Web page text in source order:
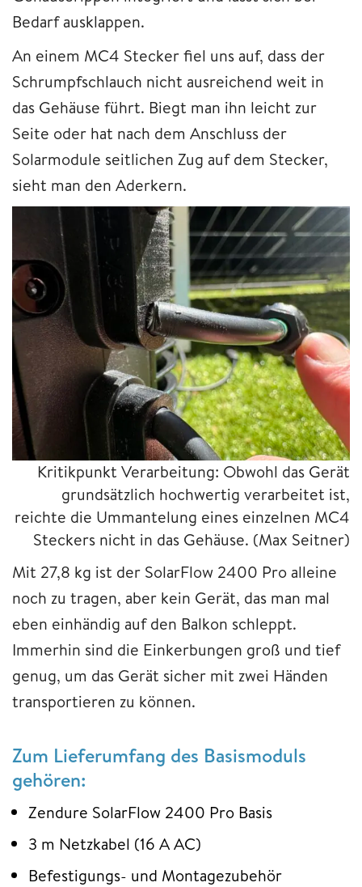
Bedarf ausklappen.
An einem MC4 Stecker fiel uns auf, dass der
Schrumpfschlauch nicht ausreichend weit in
das Gehäuse führt. Biegt man ihn leicht zur
Seite oder hat nach dem Anschluss der
Solarmodule seitlichen Zug auf dem Stecker,
sieht man den Aderkern.
Kritikpunkt Verarbeitung: Obwohl das Gerät
grundsätzlich hochwertig verarbeitet ist,
reichte die Ummantelung eines einzelnen MC4
Steckers nicht in das Gehäuse. (Max Seitner)
Mit 27,8 kg ist der SolarFlow 2400 Pro alleine
noch zu tragen, aber kein Gerät, das man mal
eben einhändig auf den Balkon schleppt.
Immerhin sind die Einkerbungen groß und tief
genug, um das Gerät sicher mit zwei Händen
transportieren zu können.
Zum Lieferumfang des Basismoduls
gehören:
Zendure SolarFlow 2400 Pro Basis
3 m Netzkabel (16 A AC)
Befestigungs- und Montagezubehör